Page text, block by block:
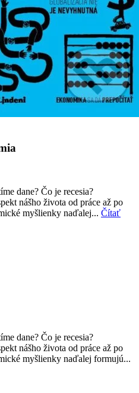
dane? Čo je recesia?
nášho života od práce až po
myšlienky naďalej... Čítať
dane? Čo je recesia?
nášho života od práce až po
myšlienky naďalej formujú...